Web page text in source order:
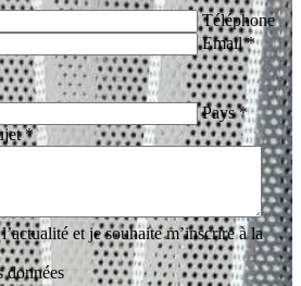
Téléphone
Email *
Pays *
*
et je souhaite m’inscrire à la
données